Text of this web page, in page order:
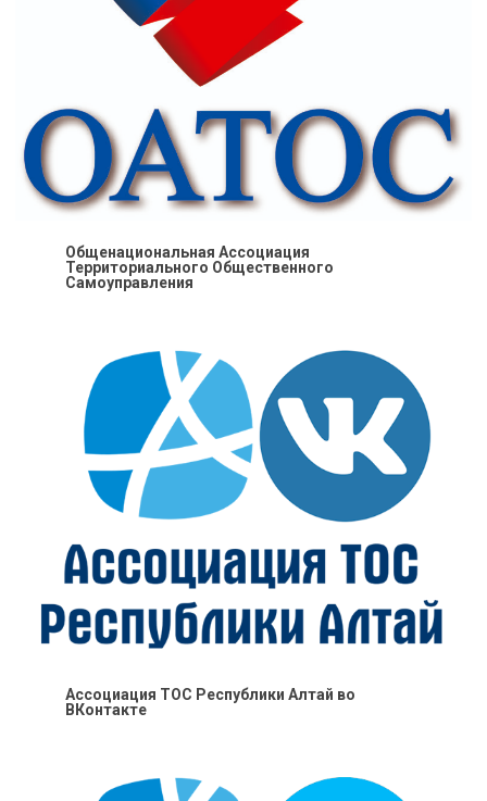
Общенациональная Ассоциация
Территориального Общественного
Самоуправления
Ассоциация ТОС Республики Алтай во
ВКонтакте